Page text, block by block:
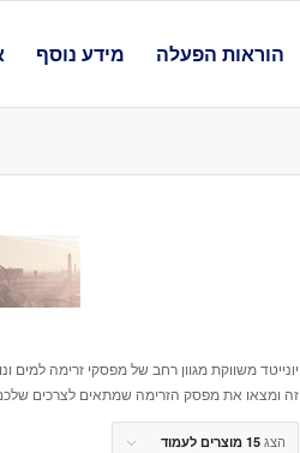
הוראות הפעלה מידע נוסף
יונייטד משווקת מגוון רחב של מפסקי זרימה
זה ומצאו את מפסק הזרימה שמתאים לצרכים
הצג 15 מוצרים לעמוד